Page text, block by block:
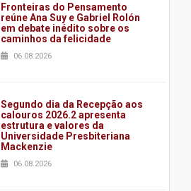
Fronteiras do Pensamento
reúne Ana Suy e Gabriel Rolón
em debate inédito sobre os
caminhos da felicidade
06.08.2026
Segundo dia da Recepção aos
calouros 2026.2 apresenta
estrutura e valores da
Universidade Presbiteriana
Mackenzie
06.08.2026